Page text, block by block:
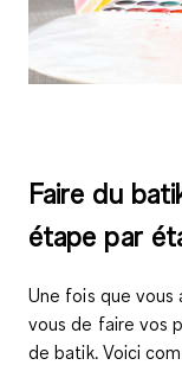
Faire du
étape par
Une fois que
vous de faire vos
de batik. Voici